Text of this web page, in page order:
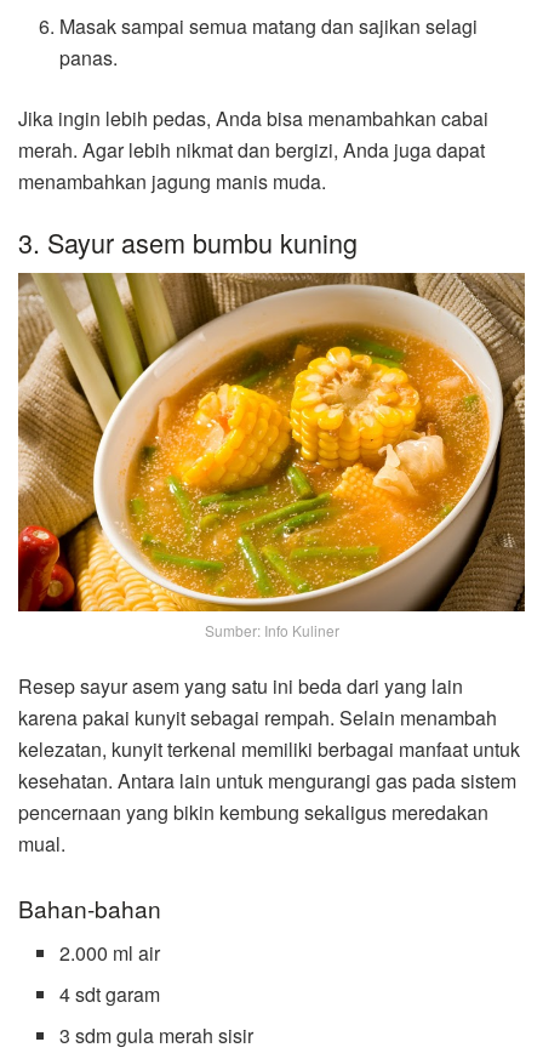
Masak sampai semua matang dan sajikan selagi
panas.
Jika ingin lebih pedas, Anda bisa menambahkan cabai
merah. Agar lebih nikmat dan bergizi, Anda juga dapat
menambahkan jagung manis muda.
3. Sayur asem bumbu kuning
Sumber: Info Kuliner
Resep sayur asem yang satu ini beda dari yang lain
karena pakai kunyit sebagai rempah. Selain menambah
kelezatan, kunyit terkenal memiliki berbagai manfaat untuk
kesehatan. Antara lain untuk mengurangi gas pada sistem
pencernaan yang bikin kembung sekaligus meredakan
mual.
Bahan-bahan
2.000 ml air
4 sdt garam
3 sdm gula merah sisir